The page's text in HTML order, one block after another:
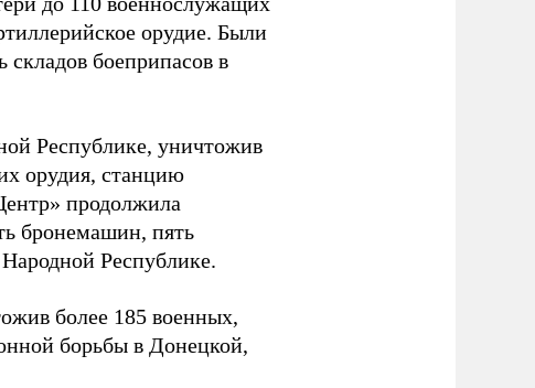
орудие. Были
боеприпасов в
Республике, уничтожив
орудия, станцию
продолжила
бронемашин, пять
Республике.
более 185 военных,
борьбы в Донецкой,